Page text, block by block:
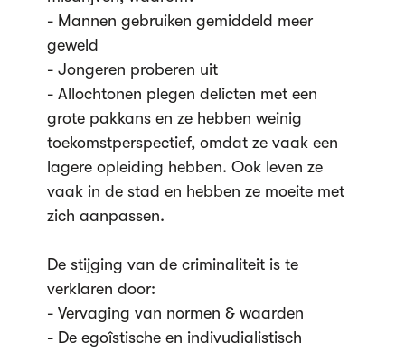
- Mannen gebruiken gemiddeld meer
geweld
- Jongeren proberen uit
- Allochtonen plegen delicten met een
grote pakkans en ze hebben weinig
toekomstperspectief, omdat ze vaak een
lagere opleiding hebben. Ook leven ze
vaak in de stad en hebben ze moeite met
zich aanpassen.
De stijging van de criminaliteit is te
verklaren door:
- Vervaging van normen & waarden
- De egoîstische en indivudialistisch